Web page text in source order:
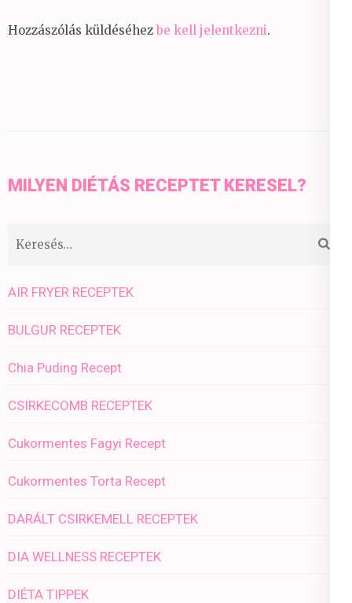
Hozzászólás küldéséhez be kell jelentkezni.
MILYEN DIÉTÁS RECEPTET KERESEL?
Keresés:
AIR FRYER RECEPTEK
BULGUR RECEPTEK
Chia Puding Recept
CSIRKECOMB RECEPTEK
Cukormentes Fagyi Recept
Cukormentes Torta Recept
DARÁLT CSIRKEMELL RECEPTEK
DIA WELLNESS RECEPTEK
DIÉTA TIPPEK